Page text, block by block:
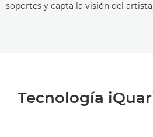
soportes y capta la visión del artista.
Tecnología